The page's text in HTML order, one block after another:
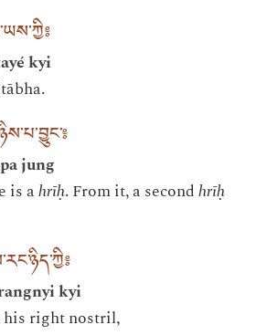
kyi
jung
is ahrīḥ. From it, a secondhrīḥ
kyi
his right nostril,